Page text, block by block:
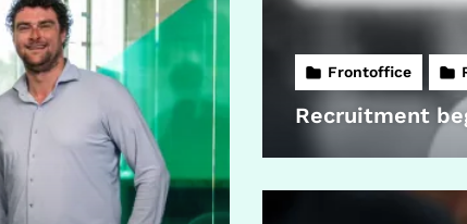
Frontoffice
Recruitment